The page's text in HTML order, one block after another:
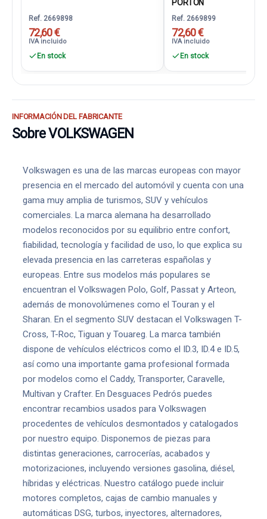
Ref. 2669898
72,60 €
IVA incluido
En stock
PORTON
Ref. 2669899
72,60 €
IVA incluido
En stock
INFORMACIÓN DEL FABRICANTE
Sobre VOLKSWAGEN
Volkswagen es una de las marcas europeas con mayor
presencia en el mercado del automóvil y cuenta con una
gama muy amplia de turismos, SUV y vehículos
comerciales. La marca alemana ha desarrollado
modelos reconocidos por su equilibrio entre confort,
fiabilidad, tecnología y facilidad de uso, lo que explica su
elevada presencia en las carreteras españolas y
europeas. Entre sus modelos más populares se
encuentran el Volkswagen Polo, Golf, Passat y Arteon,
además de monovolúmenes como el Touran y el
Sharan. En el segmento SUV destacan el Volkswagen T-
Cross, T-Roc, Tiguan y Touareg. La marca también
dispone de vehículos eléctricos como el ID.3, ID.4 e ID.5,
así como una importante gama profesional formada
por modelos como el Caddy, Transporter, Caravelle,
Multivan y Crafter. En Desguaces Pedrós puedes
encontrar recambios usados para Volkswagen
procedentes de vehículos desmontados y catalogados
por nuestro equipo. Disponemos de piezas para
distintas generaciones, carrocerías, acabados y
motorizaciones, incluyendo versiones gasolina, diésel,
híbridas y eléctricas. Nuestro catálogo puede incluir
motores completos, cajas de cambio manuales y
automáticas DSG, turbos, inyectores, alternadores,